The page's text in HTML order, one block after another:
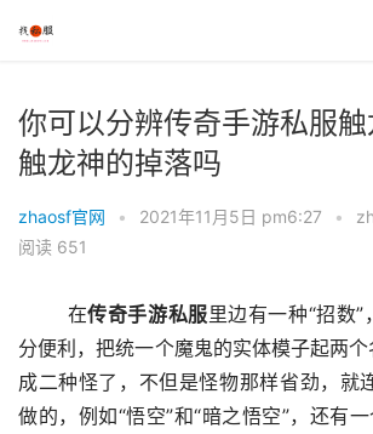
你可以分辨传奇手游私服
触龙神的掉落吗
zhaosf官网 • 2021年11月5日 pm6:27 •
阅读 651
	在
传奇手游私服里边有一种“招数
分便利，把统一个魔鬼的实体模子起两
成二种怪了，不但是怪物那样省劲，就
做的，例如“悟空”和“暗之悟空”，还有